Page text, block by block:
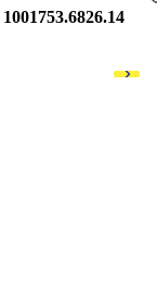
1001753.6826.14